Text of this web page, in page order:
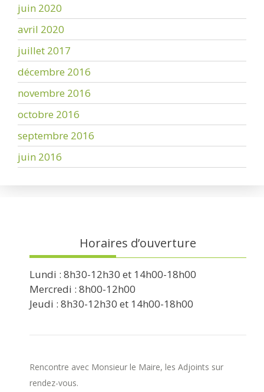
juin 2020
avril 2020
juillet 2017
décembre 2016
novembre 2016
octobre 2016
septembre 2016
juin 2016
Horaires d’ouverture
Lundi : 8h30-12h30 et 14h00-18h00
Mercredi : 8h00-12h00
Jeudi : 8h30-12h30 et 14h00-18h00
Rencontre avec Monsieur le Maire, les Adjoints sur
rendez-vous.